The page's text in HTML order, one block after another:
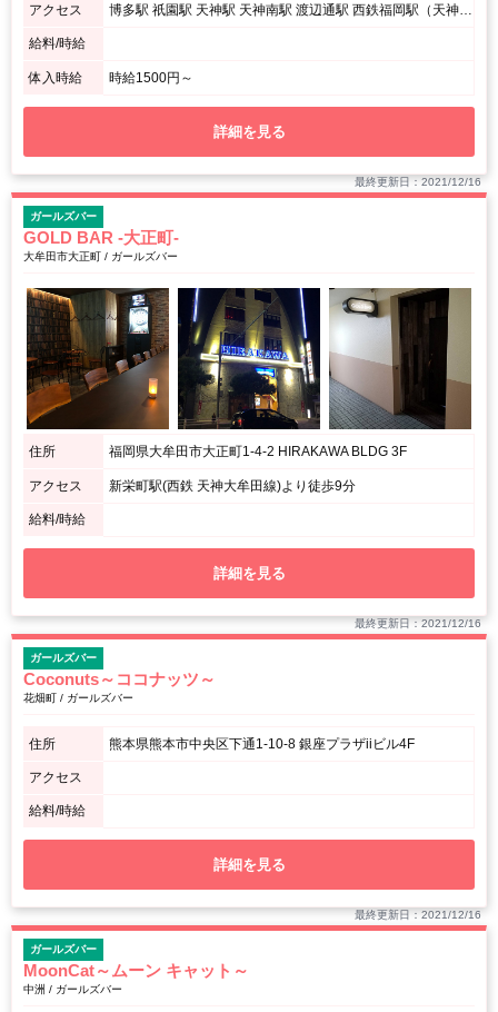
アクセス 博多駅 祇園駅 天神駅 天神南駅 渡辺通駅 西鉄福岡駅（天神） 薬院駅 呉服町駅 千代県庁口駅 中洲川端駅
給料/時給
体入時給 時給1500円～
詳細を見る
最終更新日：2021/12/16
ガールズバー
GOLD BAR -大正町-
大牟田市大正町 / ガールズバー
住所 福岡県大牟田市大正町1-4-2 HIRAKAWA BLDG 3F
アクセス 新栄町駅(西鉄 天神大牟田線)より徒歩9分
給料/時給
詳細を見る
最終更新日：2021/12/16
ガールズバー
Coconuts～ココナッツ～
花畑町 / ガールズバー
住所 熊本県熊本市中央区下通1-10-8 銀座プラザiiビル4F
アクセス
給料/時給
詳細を見る
最終更新日：2021/12/16
ガールズバー
MoonCat～ムーン キャット～
中洲 / ガールズバー